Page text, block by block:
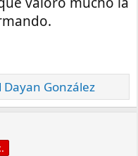
Dayan González